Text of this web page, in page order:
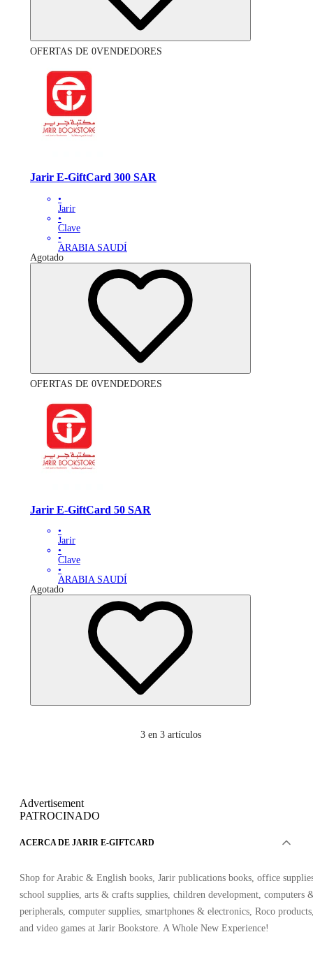
OFERTAS DE 0VENDEDORES
Jarir E-GiftCard 300 SAR
•
Jarir
•
Clave
•
ARABIA SAUDÍ
Agotado
OFERTAS DE 0VENDEDORES
Jarir E-GiftCard 50 SAR
•
Jarir
•
Clave
•
ARABIA SAUDÍ
Agotado
3 en 3 artículos
Advertisement
PATROCINADO
ACERCA DE JARIR E-GIFTCARD
Shop for Arabic & English books, Jarir publications books, office
school supplies, arts & crafts supplies, children development, computers
peripherals, computer supplies, smartphones & electronics, Roco
and video games at Jarir Bookstore. A Whole New Experience!